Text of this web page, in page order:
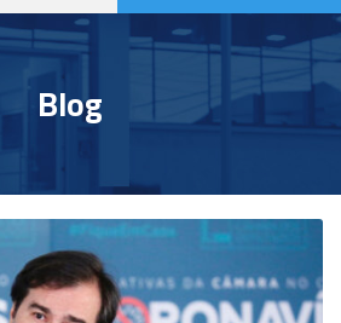
Blog